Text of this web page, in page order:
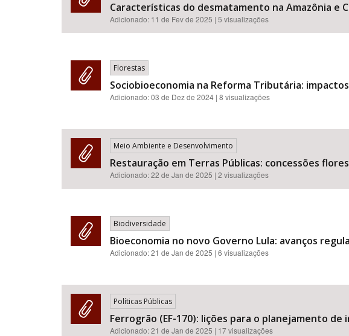
Características do desmatamento na Amazônia e
Adicionado: 11 de Fev de 2025 | 5 visualizações
Florestas
Sociobioeconomia na Reforma Tributária:
Adicionado:03 de Dez de 2024 | 8 visualizações
Meio Ambiente e Desenvolvimento
Restauração em Terras Públicas: concessões
Adicionado:22 de Jan de 2025 | 2 visualizações
Biodiversidade
Bioeconomia no novo Governo Lula: avanços
Adicionado:21 de Jan de 2025 | 6 visualizações
Políticas Públicas
Ferrogrão (EF-170): lições para o planejamento
Adicionado:21 de Jan de 2025 | 17 visualizações